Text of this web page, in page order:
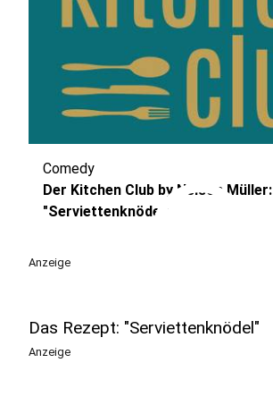
play_circle
Comedy
Der Kitchen Club by Nelson Müller:
"Serviettenknödel"
Anzeige
Das Rezept: "Serviettenknödel"
Anzeige